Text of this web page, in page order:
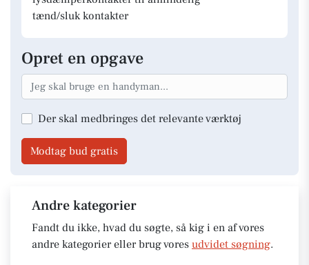
tænd/sluk kontakter
Opret en opgave
Der skal medbringes det relevante værktøj
Modtag bud gratis
Andre kategorier
Fandt du ikke, hvad du søgte, så kig i en af vores
andre kategorier eller brug vores udvidet søgning.